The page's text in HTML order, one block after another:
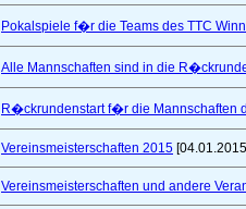
Pokalspiele f�r die Teams des TTC
Alle Mannschaften sind in die
R�ckrundenstart f�r die Mannschaften
Vereinsmeisterschaften 2015
Vereinsmeisterschaften und andere